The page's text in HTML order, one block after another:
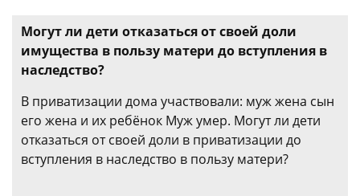
Могут ли дети отказаться от своей доли
имущества в пользу матери до вступления в
наследство?
В приватизации дома участвовали: муж жена сын
его жена и их ребёнок Муж умер. Могут ли дети
отказаться от своей доли в приватизации до
вступления в наследство в пользу матери?